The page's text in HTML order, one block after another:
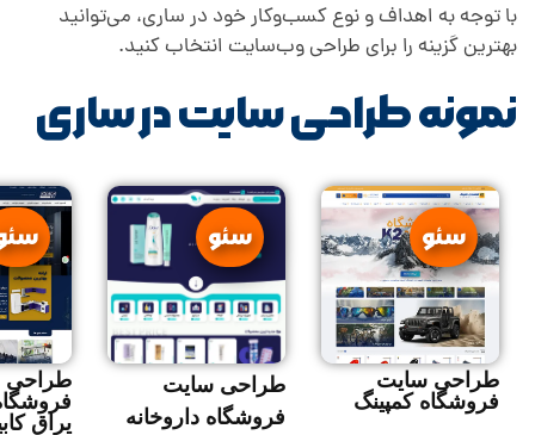
با توجه به اهداف و نوع کسب‌وکار خود در ساری، می‌توانید
بهترین گزینه را برای طراحی وب‌سایت انتخاب کنید.
نمونه طراحی سایت در ساری
طراحی سایت
فروشگاه کمپینگ
سئو
طراحی سایت
فروشگاه داروخانه
سئو
طراحی
یراق